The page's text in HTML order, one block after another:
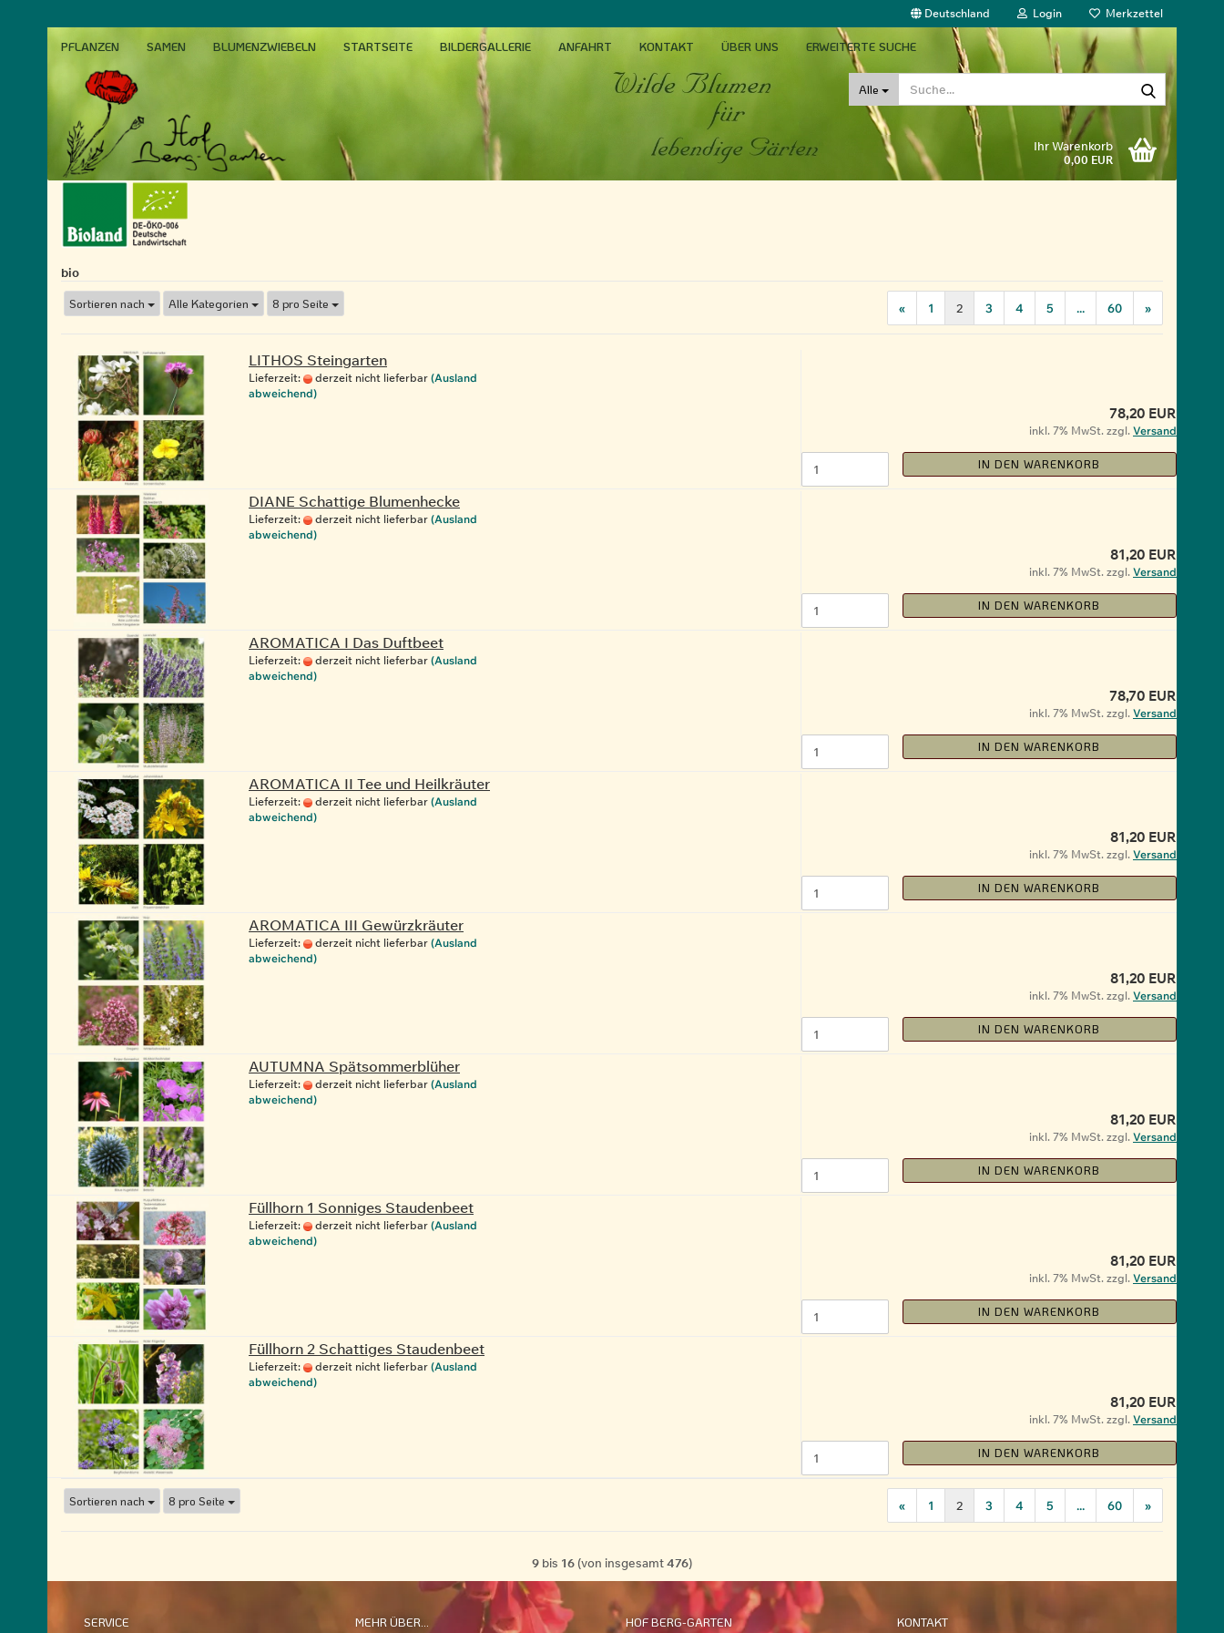
Deutschland Login Merkzettel
Alle
Ihr Warenkorb
0,00 EUR
PFLANZEN SAMEN BLUMENZWIEBELN STARTSEITE BILDERGALLERIE ANFAHRT KONTAKT ÜBER UNS ERWEITERTE SUCHE
bio
Sortieren nach
Sortieren
Alle Kategorien 8 pro Seite
pro Seite « 1 2 3 4 5 ... 60 »
LITHOS Steingarten
Lieferzeit: derzeit nicht lieferbar (Ausland
abweichend)
78,20 EUR
inkl. 7% MwSt. zzgl. Versand
IN DEN WARENKORB
DIANE Schattige Blumenhecke
Lieferzeit: derzeit nicht lieferbar (Ausland
abweichend)
81,20 EUR
inkl. 7% MwSt. zzgl. Versand
IN DEN WARENKORB
AROMATICA I Das Duftbeet
Lieferzeit: derzeit nicht lieferbar (Ausland
abweichend)
78,70 EUR
inkl. 7% MwSt. zzgl. Versand
IN DEN WARENKORB
AROMATICA II Tee und Heilkräuter
Lieferzeit: derzeit nicht lieferbar (Ausland
abweichend)
81,20 EUR
inkl. 7% MwSt. zzgl. Versand
IN DEN WARENKORB
AROMATICA III Gewürzkräuter
Lieferzeit: derzeit nicht lieferbar (Ausland
abweichend)
81,20 EUR
inkl. 7% MwSt. zzgl. Versand
IN DEN WARENKORB
AUTUMNA Spätsommerblüher
Lieferzeit: derzeit nicht lieferbar (Ausland
abweichend)
81,20 EUR
inkl. 7% MwSt. zzgl. Versand
IN DEN WARENKORB
Füllhorn 1 Sonniges Staudenbeet
Lieferzeit: derzeit nicht lieferbar (Ausland
abweichend)
81,20 EUR
inkl. 7% MwSt. zzgl. Versand
IN DEN WARENKORB
Füllhorn 2 Schattiges Staudenbeet
Lieferzeit: derzeit nicht lieferbar (Ausland
abweichend)
81,20 EUR
inkl. 7% MwSt. zzgl. Versand
IN DEN WARENKORB
Sortieren nach
Sortieren
8 pro Seite
pro Seite « 1 2 3 4 5 ... 60 »
9 bis 16 (von insgesamt476)
MEHR ÜBER... HOF BERG-GARTEN KONTAKT
SERVICE